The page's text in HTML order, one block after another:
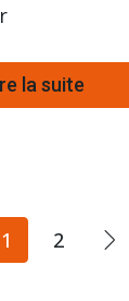
la suite
1 2